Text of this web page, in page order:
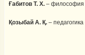
Ғабитов Т. Х. – философия
Қозыбай А. Қ. –